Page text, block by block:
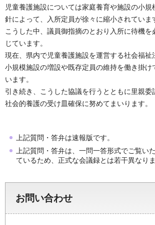
児童養護施設については家庭養育や施設の小規
針によって、入所定員が徐々に縮小されていま
こうした中、議員御指摘のとおり入所に待機を
じています。
現在、県内で児童養護施設を運営する社会福祉
小規模施設の増設や既存定員の維持を働き掛け
います。
引き続き、こうした協議を行うとともに里親委
社会的養護の受け皿確保に努めてまいります。
上記質問・答弁は速報版です。
上記質問・答弁は、一問一答形式でご覧い
ているため、正式な会議録とは若干異なりま
お問い合わせ